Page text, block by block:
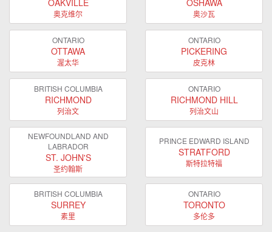
奥克维尔 奥沙瓦
ONTARIO
OTTAWA
渥太华
ONTARIO
PICKERING
皮克林
BRITISH COLUMBIA
RICHMOND
列治文
ONTARIO
RICHMOND HILL
列治文山
NEWFOUNDLAND AND
LABRADOR
ST. JOHN'S
圣约翰斯
PRINCE EDWARD ISLAND
STRATFORD
斯特拉特福
BRITISH COLUMBIA
SURREY
素里
ONTARIO
TORONTO
多伦多